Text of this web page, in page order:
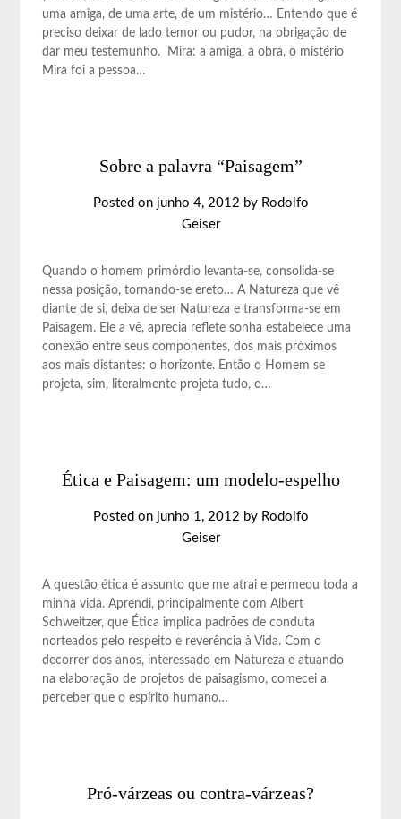
uma amiga, de uma arte, de um mistério… Entendo que é
preciso deixar de lado temor ou pudor, na obrigação de
dar meu testemunho. Mira: a amiga, a obra, o mistério
Mira foi a pessoa…
Sobre a palavra “Paisagem”
Posted on junho 4, 2012 by Rodolfo
Geiser
Quando o homem primórdio levanta-se, consolida-se
nessa posição, tornando-se ereto… A Natureza que vê
diante de si, deixa de ser Natureza e transforma-se em
Paisagem. Ele a vê, aprecia reflete sonha estabelece uma
conexão entre seus componentes, dos mais próximos
aos mais distantes: o horizonte. Então o Homem se
projeta, sim, literalmente projeta tudo, o…
Ética e Paisagem: um modelo-espelho
Posted on junho 1, 2012 by Rodolfo
Geiser
A questão ética é assunto que me atrai e permeou toda a
minha vida. Aprendi, principalmente com Albert
Schweitzer, que Ética implica padrões de conduta
norteados pelo respeito e reverência à Vida. Com o
decorrer dos anos, interessado em Natureza e atuando
na elaboração de projetos de paisagismo, comecei a
perceber que o espírito humano…
Pró-várzeas ou contra-várzeas?